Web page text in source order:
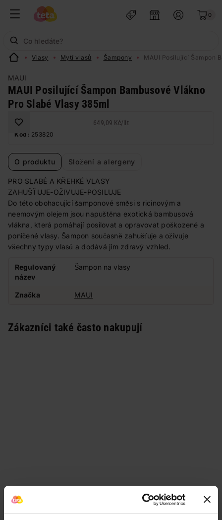
0
Vlasy Mytí vlasů Šampony MAUI Posilující Šampon
MAUI
MAUI Posilující Šampon Bambusové Vlákno
Pro Slabé Vlasy 385ml
649,09 Kč/ lit
Kód: 253820
O produktu Složení a alergeny
PRO SLABÉ A KŘEHKÉ VLASY
ZAHUŠŤUJE-OŽIVUJE-POSILUJE
Do této obohacující šamponové směsi s ricinovým a
neemovým olejem jsou napuštěna exotická bambusová
vlákna, která pomáhají posilovat a opravovat poškozené a
poničené vlasy. Šampon současně zahušťuje a oživuje
všechny typy vlasů a dodává jim zdravý vzhled.
Regulovaný
název
Šampon na vlasy
Značka MAUI
Zákazníci také často nakupují